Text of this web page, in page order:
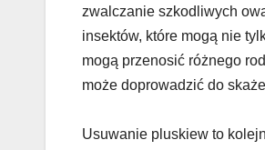
zwalczanie szkodliwych
insektów, które mogą nie
mogą przenosić różnego
może doprowadzić do
Usuwanie pluskiew to